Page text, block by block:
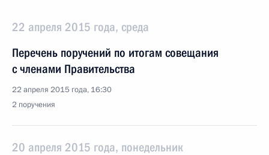
22 апреля 2015 года, среда
Перечень поручений по итогам совещания
с членами Правительства
22 апреля 2015 года, 16:30
2 поручения
20 апреля 2015 года, понедельник